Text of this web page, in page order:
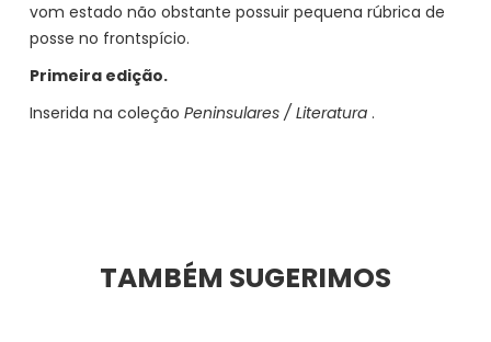
vom estado não obstante possuir pequena rúbrica de
posse no frontspício.
Primeira edição.
Inserida na coleção Peninsulares / Literatura .
TAMBÉM SUGERIMOS